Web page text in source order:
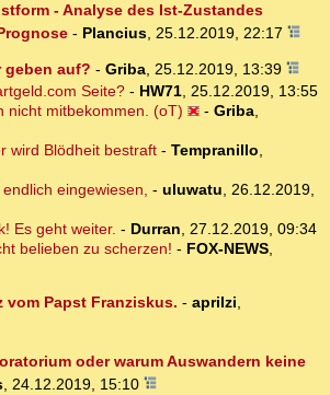
- Analyse des Ist-Zustandes
- Plancius 25.12.2019, 22:17
geben auf? - Griba, 25.12.2019, 13:39
Seite?- HW71, 25.12.2019, 13:55
nicht mitbekommen. (oT)
- Griba,
wird Blödheit bestraft- Tempranillo
eingewiesen, - uluwatu
26.12.2019,
Es geht weiter. - Durran
27.12.2019, 09:34
belieben zu scherzen! - FOX-NEWS,
vom Papst Franziskus. - aprilzi
oder warum Auswandern keine
24.12.2019, 15:10